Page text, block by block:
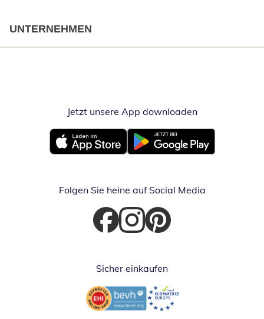
UNTERNEHMEN
Jetzt unsere App downloadenÖffnet in
Öffnet in neuem FensterÖffnet in neuem Fenster
Folgen Sie heine auf Social Media
Öffnet in neuem Fenster
Öffnet in neuem Fenster
Öffnet in neuem Fenster
Sicher einkaufen
Öffnet in neuem FensterÖffnet in neuem Fenster